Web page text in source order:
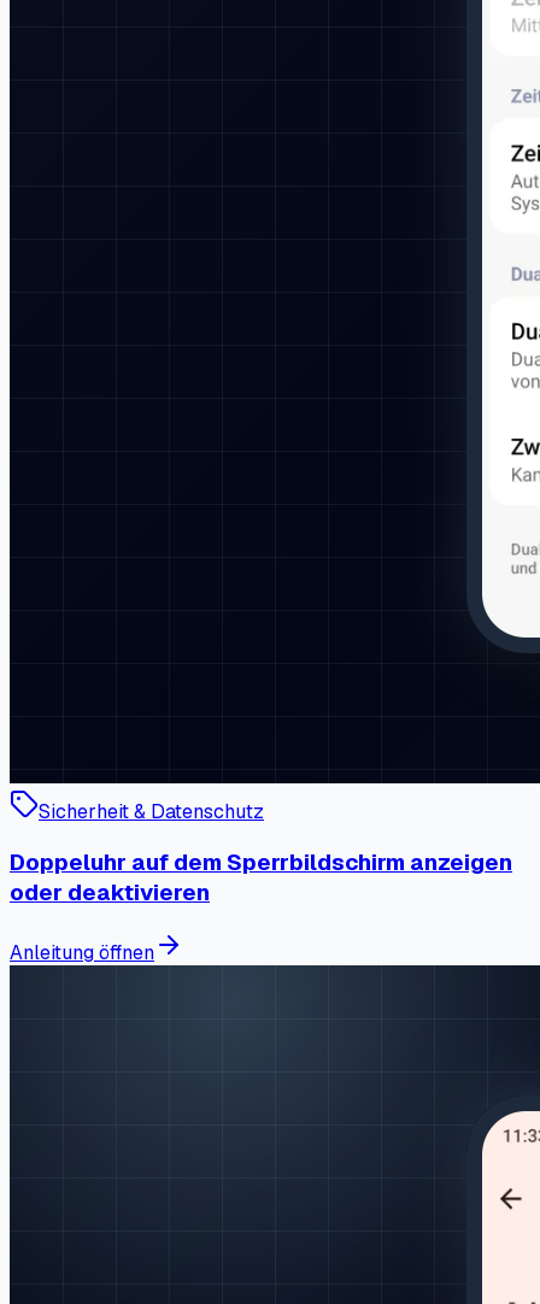
Sicherheit & Datenschutz
Doppeluhr auf dem Sperrbildschirm anzeigen
oder deaktivieren
Anleitung öffnen